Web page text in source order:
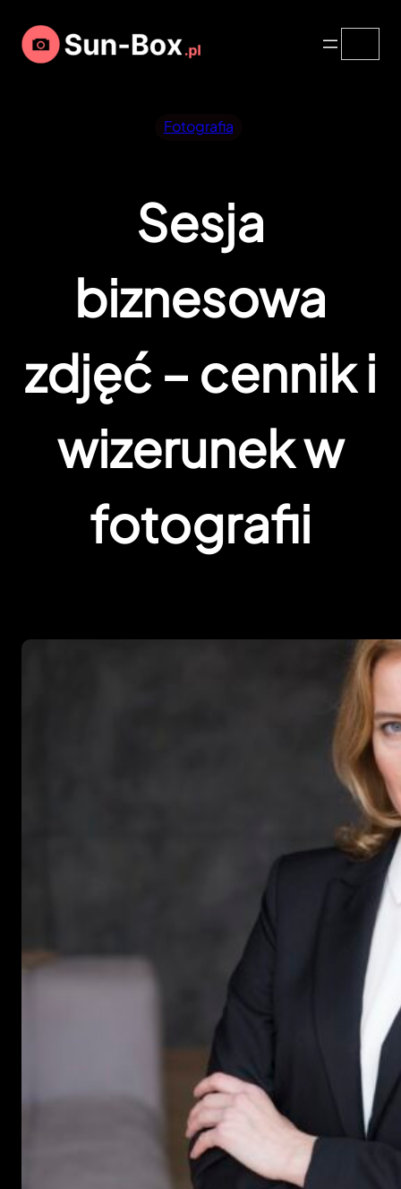
do
treści
Fotografia
Sesja
biznesowa
zdjęć – cennik i
wizerunek w
fotografii